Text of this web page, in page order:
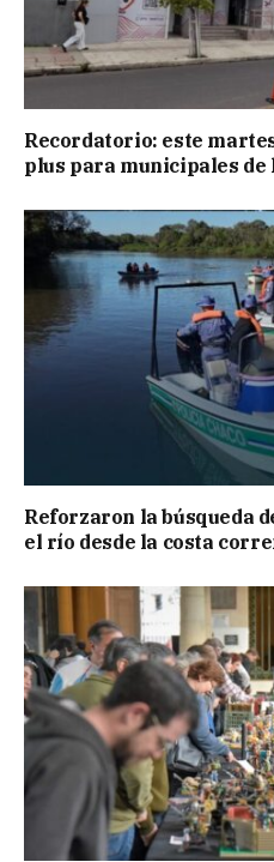
Recordatorio: este
plus para municipales de
Reforzaron la búsqueda
el río desde la costa